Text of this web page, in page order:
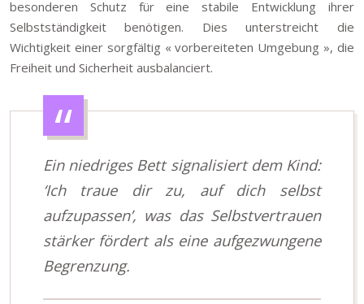
besonderen Schutz für eine stabile Entwicklung ihrer
Selbstständigkeit benötigen. Dies unterstreicht die
Wichtigkeit einer sorgfältig « vorbereiteten Umgebung », die
Freiheit und Sicherheit ausbalanciert.
Ein niedriges Bett signalisiert dem Kind:
‘Ich traue dir zu, auf dich selbst
aufzupassen’, was das Selbstvertrauen
stärker fördert als eine aufgezwungene
Begrenzung.